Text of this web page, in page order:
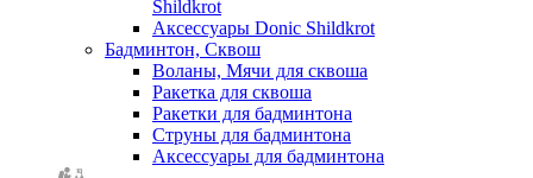
Shildkrot
Аксессуары Donic Shildkrot
Бадминтон, Сквош
Воланы, Мячи для сквоша
Ракетка для сквоша
Ракетки для бадминтона
Струны для бадминтона
Аксессуары для бадминтона